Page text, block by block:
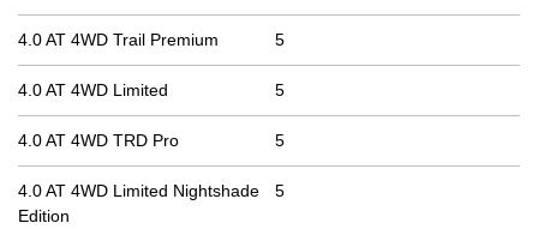
4.0 AT 4WD Trail Premium 5
4.0 AT 4WD Limited 5
4.0 AT 4WD TRD Pro 5
4.0 AT 4WD Limited Nightshade
Edition
5